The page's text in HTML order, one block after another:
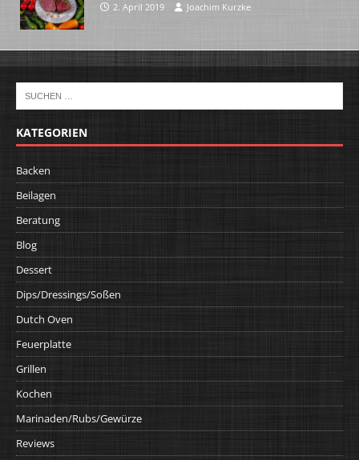
2. April 2019 Joachim Kurzke
KATEGORIEN
Backen
Beilagen
Beratung
Blog
Dessert
Dips/Dressings/Soßen
Dutch Oven
Feuerplatte
Grillen
Kochen
Marinaden/Rubs/Gewürze
Reviews